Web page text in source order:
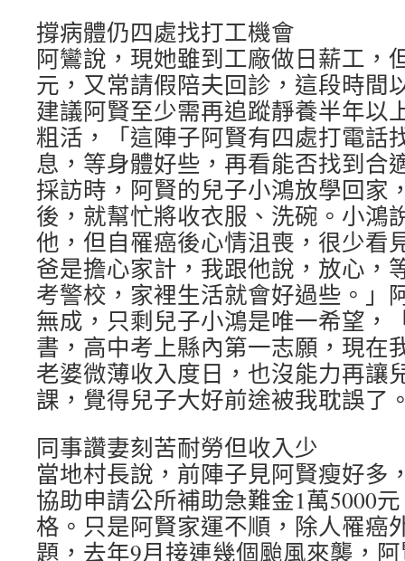
撐病體仍四處找打工機會
阿鸞說，現她雖到工廠做日薪工，
元，又常請假陪夫回診，這段時間
建議阿賢至少需再追蹤靜養半年以
粗活，「這陣子阿賢有四處打電話
息，等身體好些，再看能否找到合
採訪時，阿賢的兒子小鴻放學回家
後，就幫忙將收衣服、洗碗。小鴻
他，但自罹癌後心情沮喪，很少看
爸是擔心家計，我跟他說，放心，
考警校，家裡生活就會好過些。」
無成，只剩兒子小鴻是唯一希望，
書，高中考上縣內第一志願，現在
老婆微薄收入度日，也沒能力再讓
課，覺得兒子大好前途被我耽誤了
同事讚妻刻苦耐勞但收入少
當地村長說，前陣子見阿賢瘦好多
協助申請公所補助急難金1萬5000
格。只是阿賢家運不順，除人罹癌
題，去年9月接連幾個颱風來襲，